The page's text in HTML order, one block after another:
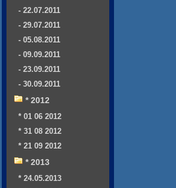
- 22.07.2011
- 29.07.2011
- 05.08.2011
- 09.09.2011
- 23.09.2011
- 30.09.2011
* 2012
* 01 06 2012
* 31 08 2012
* 21 09 2012
* 2013
* 24.05.2013